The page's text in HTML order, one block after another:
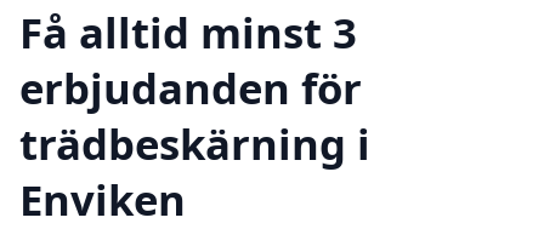
Få alltid minst 3
erbjudanden för
trädbeskärning i
Enviken